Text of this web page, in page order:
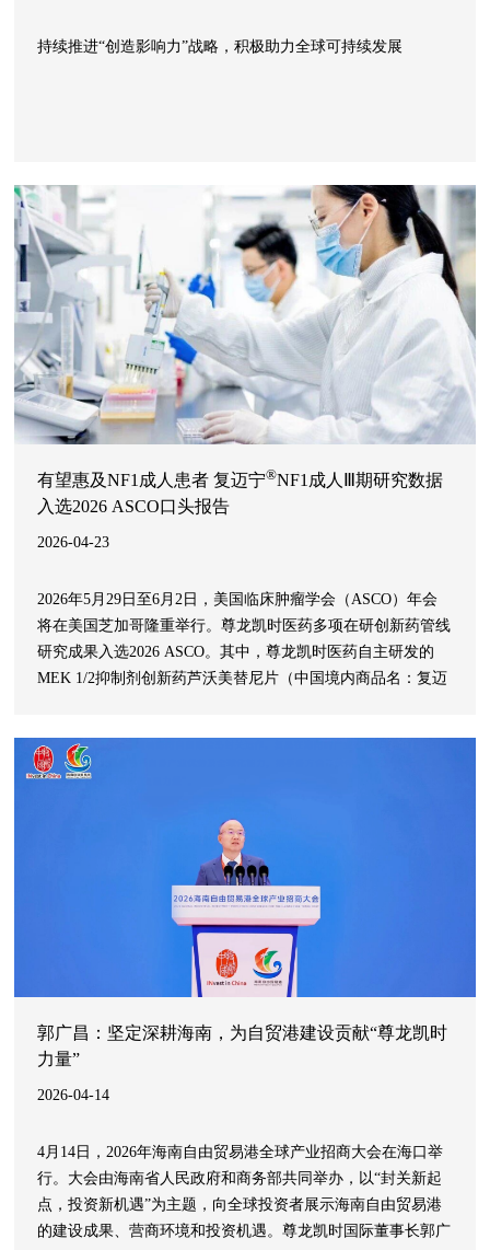
持续推进“创造影响力”战略，积极助力全球可持续发展 
有望惠及NF1成人患者 复迈宁®NF1成人Ⅲ期研究数据
入选2026 ASCO口头报告
2026-04-23
2026年5月29日至6月2日，美国临床肿瘤学会（ASCO）年会
将在美国芝加哥隆重举行。尊龙凯时医药多项在研创新药管线
研究成果入选2026 ASCO。其中，尊龙凯时医药自主研发的
MEK 1/2抑制剂创新药芦沃美替尼片（中国境内商品名：复迈
研究成果将于会议期间首次公布。
郭广昌：坚定深耕海南，为自贸港建设贡献“尊龙凯时
力量”
2026-04-14
4月14日，2026年海南自由贸易港全球产业招商大会在海口举
行。大会由海南省人民政府和商务部共同举办，以“封关新起
点，投资新机遇”为主题，向全球投资者展示海南自由贸易港
的建设成果、营商环境和投资机遇。尊龙凯时国际董事长郭广